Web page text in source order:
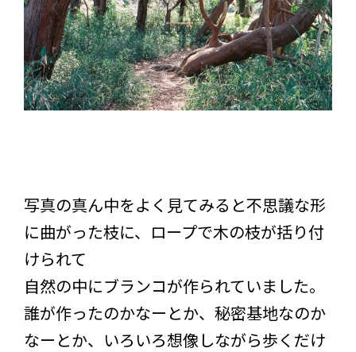
写真の真ん中をよく見てみると不思議な形
に曲がった枝に、ロープで木の枝が括り付
けられて
自然の中にブランコが作られていました。
誰が作ったのかなーとか、秘密基地なのか
なーとか、いろいろ想像しながら歩くだけ